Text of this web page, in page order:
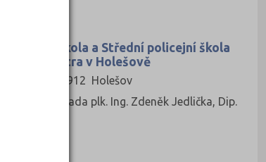
policejní škola a Střední policejní škola
vnitra v Holešově
991, 76912 Holešov
vrchní rada plk. Ing. Zdeněk Jedlička, Dip.